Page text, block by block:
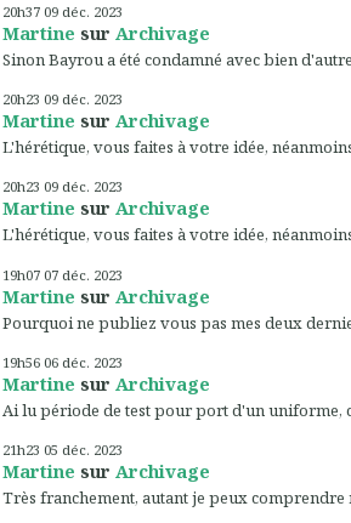
20h37 09 déc. 2023
Martine sur Archivage
Sinon Bayrou a été condamné avec bien
20h23 09 déc. 2023
Martine sur Archivage
L'hérétique, vous faites à votre idée,
20h23 09 déc. 2023
Martine sur Archivage
L'hérétique, vous faites à votre idée,
19h07 07 déc. 2023
Martine sur Archivage
Pourquoi ne publiez vous pas mes deux
19h56 06 déc. 2023
Martine sur Archivage
Ai lu période de test pour port d'un uniforme,
21h23 05 déc. 2023
Martine sur Archivage
Très franchement, autant je peux comprendre